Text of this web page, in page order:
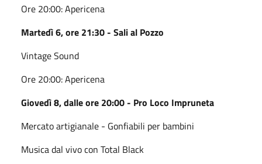
Ore 20:00: Apericena
Martedì 6, ore 21:30 - Sali al Pozzo
Vintage Sound
Ore 20:00: Apericena
Giovedì 8, dalle ore 20:00 - Pro Loco Impruneta
Mercato artigianale - Gonfiabili per bambini
Musica dal vivo con Total Black